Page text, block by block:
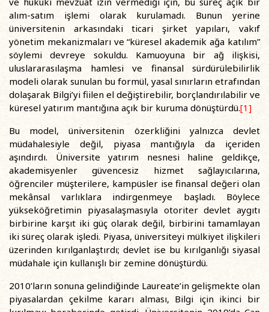
alım-satım işlemi olarak kurulamadı. Bunun yerine
üniversitenin arkasındaki ticari şirket yapıları, vakıf
yönetim mekanizmaları ve “küresel akademik ağa katılım”
söylemi devreye sokuldu. Kamuoyuna bir ağ ilişkisi,
uluslararasılaşma hamlesi ve finansal sürdürülebilirlik
modeli olarak sunulan bu formül, yasal sınırların etrafından
dolaşarak Bilgi’yi fiilen el değiştirebilir, borçlandırılabilir ve
küresel yatırım mantığına açık bir kuruma dönüştürdü.[1]
Bu model, üniversitenin özerkliğini yalnızca devlet
müdahalesiyle değil, piyasa mantığıyla da içeriden
aşındırdı. Üniversite yatırım nesnesi haline geldikçe,
akademisyenler güvencesiz hizmet sağlayıcılarına,
öğrenciler müşterilere, kampüsler ise finansal değeri olan
mekânsal varlıklara indirgenmeye başladı. Böylece
yükseköğretimin piyasalaşmasıyla otoriter devlet aygıtı
birbirine karşıt iki güç olarak değil, birbirini tamamlayan
iki süreç olarak işledi. Piyasa, üniversiteyi mülkiyet ilişkileri
üzerinden kırılganlaştırdı; devlet ise bu kırılganlığı siyasal
müdahale için kullanışlı bir zemine dönüştürdü.
2010’ların sonuna gelindiğinde Laureate’in gelişmekte olan
piyasalardan çekilme kararı alması, Bilgi için ikinci bir